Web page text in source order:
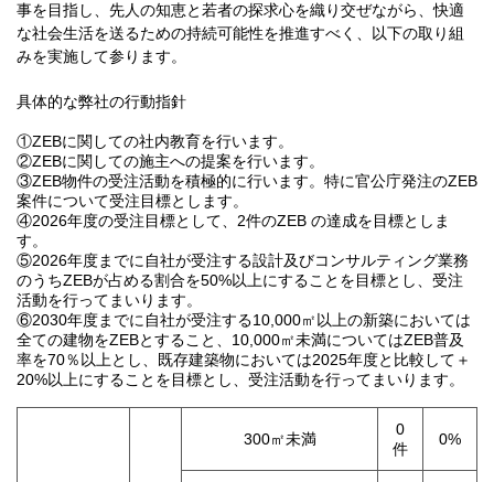
事を目指し、先人の知恵と若者の探求心を織り交ぜながら、快適
な社会生活を送るための持続可能性を推進すべく、以下の取り組
みを実施して参ります。
具体的な弊社の行動指針
①ZEBに関しての社内教育を行います。
②ZEBに関しての施主への提案を行います。
③ZEB物件の受注活動を積極的に行います。特に官公庁発注のZEB
案件について受注目標とします。
④2026年度の受注目標として、2件のZEB の達成を目標としま
す。
⑤2026年度までに自社が受注する設計及びコンサルティング業務
のうちZEBが占める割合を50%以上にすることを目標とし、受注
活動を行ってまいります。
⑥2030年度までに自社が受注する10,000㎡以上の新築においては
全ての建物をZEBとすること、10,000㎡未満についてはZEB普及
率を70％以上とし、既存建築物においては2025年度と比較して＋
20%以上にすることを目標とし、受注活動を行ってまいります。
300㎡未満
0
件
0%